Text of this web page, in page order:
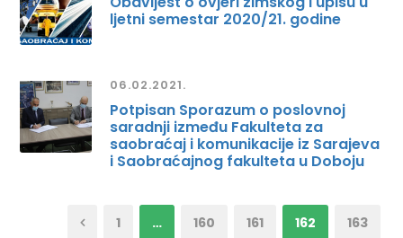
ljetni semestar 2020/21. godine
06.02.2021.
Potpisan Sporazum o poslovnoj
saradnji između Fakulteta za
saobraćaj i komunikacije iz Sarajeva
i Saobraćajnog fakulteta u Doboju
1 … 160 161 162 163